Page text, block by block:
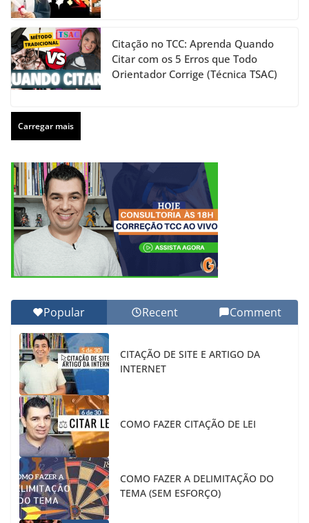
Citação no TCC: Aprenda Quando
Citar com os 5 Erros que Todo
Orientador Corrige (Técnica TSAC)
Carregar mais
Popular Recent Comment
CITAÇÃO DE SITE E ARTIGO DA
INTERNET
COMO FAZER CITAÇÃO DE LEI
COMO FAZER A DELIMITAÇÃO DO
TEMA (SEM ESFORÇO)